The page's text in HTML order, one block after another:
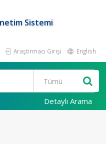
Sistemi
Araştırmacı Girişi English
Detaylı Arama